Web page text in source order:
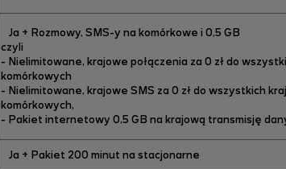
Ja + Rozmowy, SMS-y na komórkowe i 0,5 GB
czyli
- Nielimitowane, krajowe połączenia za 0 zł do
komórkowych
- Nielimitowane, krajowe SMS za 0 zł do wszystkich
komórkowych,
- Pakiet internetowy 0,5 GB na krajową transmisję
Ja + Pakiet 200 minut na stacjonarne